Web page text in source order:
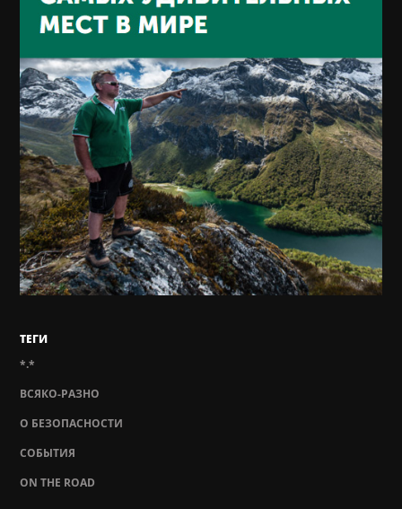
ТЕГИ
*.*
ВСЯКО-РАЗНО
О БЕЗОПАСНОСТИ
СОБЫТИЯ
ON THE ROAD